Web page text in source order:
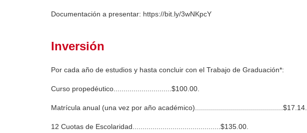
Documentación a presentar: https://bit.ly/3wNKpcY
Inversión
Por cada año de estudios y hasta concluir con el Trabajo de Graduación*:
Curso propedéutico.............................$100.00.
Matrícula anual (una vez por año académico)............................................$17.14.
12 Cuotas de Escolaridad............................................$135.00.